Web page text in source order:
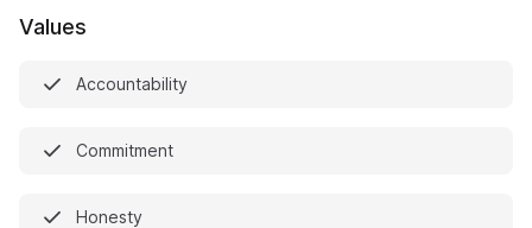
Values
Accountability
Commitment
Honesty